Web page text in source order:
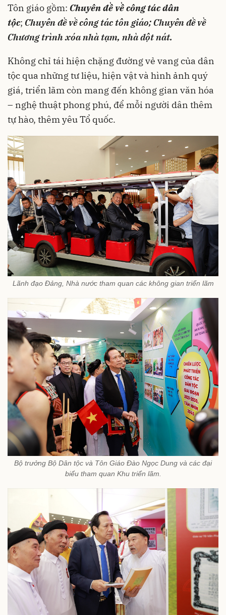
Tôn giáo gồm: Chuyên đề về công tác dân
tộc; Chuyên đề về công tác tôn giáo; Chuyên đề về
Chương trình xóa nhà tạm, nhà dột nát.
Không chỉ tái hiện chặng đường vẻ vang của dân
tộc qua những tư liệu, hiện vật và hình ảnh quý
giá, triển lãm còn mang đến không gian văn hóa
– nghệ thuật phong phú, để mỗi người dân thêm
tự hào, thêm yêu Tổ quốc.
Lãnh đạo Đảng, Nhà nước tham quan các không gian triển lãm
Bộ trưởng Bộ Dân tộc và Tôn Giáo Đào Ngọc Dung và các đại
biểu tham quan Khu triển lãm.